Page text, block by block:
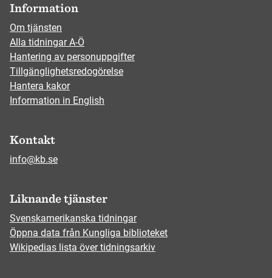
Information
Om tjänsten
Alla tidningar A-Ö
Hantering av personuppgifter
Tillgänglighetsredogörelse
Hantera kakor
Information in English
Kontakt
info@kb.se
Liknande tjänster
Svenskamerikanska tidningar
Öppna data från Kungliga biblioteket
Wikipedias lista över tidningsarkiv